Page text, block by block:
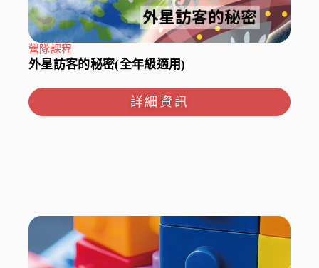
營隊課程
外星訪客的秘密(全年級適用)
詳細資訊